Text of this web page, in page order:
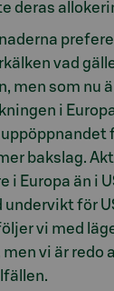
deras
vad
men som nu
i
uppöppnandet
bakslag.
i Europa än i
för
vi med
men vi är redo